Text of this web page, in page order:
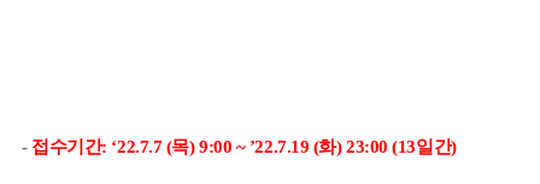
- 접수기간: ‘22.7.7 (목) 9:00 ~ ’22.7.19 (화) 23:00 (13일간)